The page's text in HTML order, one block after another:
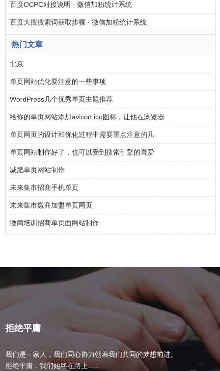
百度OCPC对接说明 · 微信加粉统计系统
百度大搜搜索词获取步骤 · 微信加粉统计系统
热门文章
北京
单页网站优化要注意的一些事项
WordPress几个优秀单页主题推荐
给你的单页网站添加avicon.ico图标，让他在浏览器
单页网页的设计和优化过程中需要重点注意的几
单页网站制作好了，也可以受到搜索引擎的喜爱
减肥单页网站制作
未来集市招商手机单页
未来集市微商加盟单页网页
微商培训招商单页面网站制作
拒绝平庸
我们是一家人，我们同心协力朝着我们共同的梦想前进。
拒绝平庸，我们始终在路上......